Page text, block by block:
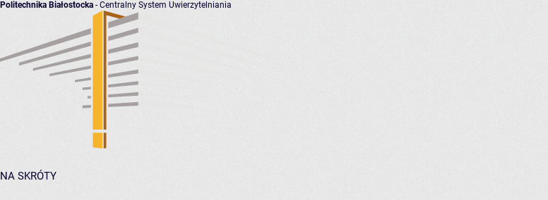
Politechnika Białostocka - Centralny System Uwierzytelniania
NA SKRÓTY